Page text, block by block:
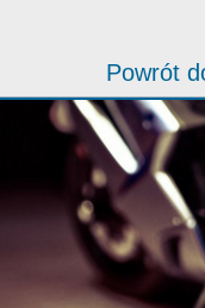
Powrót